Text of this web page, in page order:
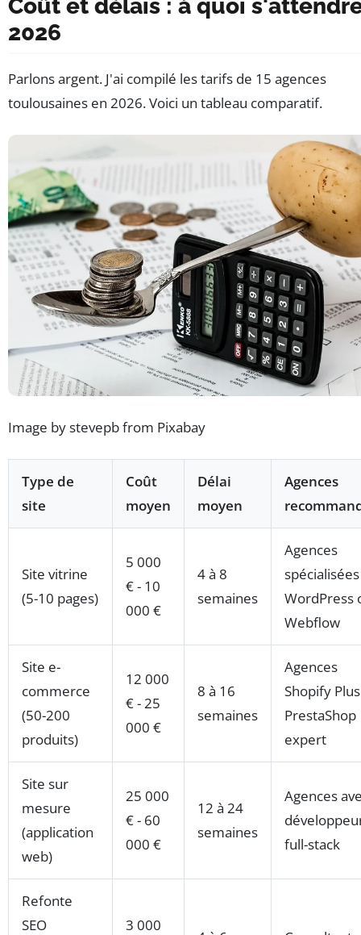
Coût et délais : à quoi
2026
Parlons argent. J'ai compilé les tarifs de 15 agences
toulousaines en 2026. Voici un tableau comparatif.
Image by stevepb from Pixabay
Type de
site
Coût
moyen
Délai
moyen
Agences
Site vitrine
(5-10 pages)
5 000
€ - 10
000 €
4 à 8
semaines
Agences
WordPress
Webflow
Site e-
commerce
(50-200
produits)
12 000
€ - 25
000 €
8 à 16
semaines
Agences
Shopify
PrestaShop
expert
Site sur
mesure
(application
web)
25 000
€ - 60
000 €
12 à 24
semaines
Agences
full-stack
Refonte
SEO
3 000